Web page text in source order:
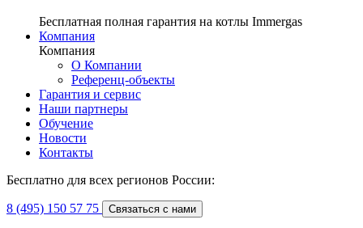
Бесплатная полная гарантия на котлы Immergas
Компания
Компания
О Компании
Референц-объекты
Гарантия и сервис
Наши партнеры
Обучение
Новости
Контакты
Бесплатно для всех регионов России:
8 (495) 150 57 75 Связаться с нами